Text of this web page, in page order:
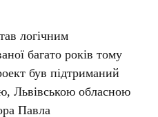
логічним
багато років тому
був підтриманий
Львівською обласною
Павла